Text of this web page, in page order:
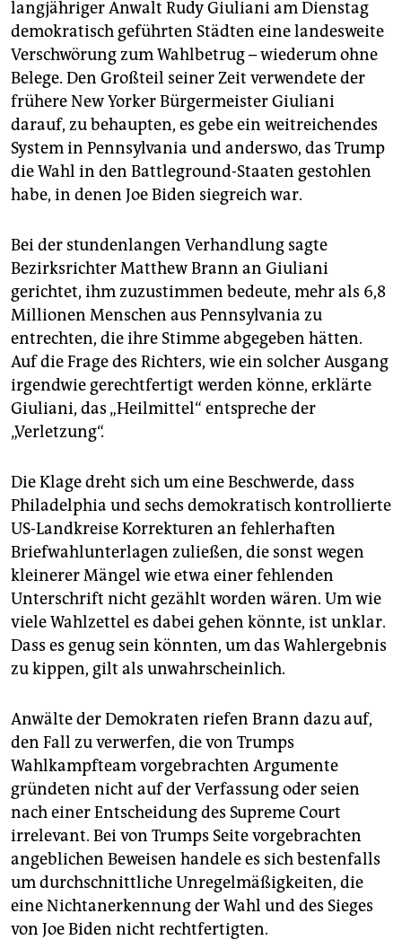
langjähriger Anwalt Rudy Giuliani am Dienstag
demokratisch geführten Städten eine landesweite
Verschwörung zum Wahlbetrug – wiederum ohne
Belege. Den Großteil seiner Zeit verwendete der
frühere New Yorker Bürgermeister Giuliani
darauf, zu behaupten, es gebe ein weitreichendes
System in Pennsylvania und anderswo, das Trump
die Wahl in den Battleground-Staaten gestohlen
habe, in denen Joe Biden siegreich war.
Bei der stundenlangen Verhandlung sagte
Bezirksrichter Matthew Brann an Giuliani
gerichtet, ihm zuzustimmen bedeute, mehr als 6,8
Millionen Menschen aus Pennsylvania zu
entrechten, die ihre Stimme abgegeben hätten.
Auf die Frage des Richters, wie ein solcher Ausgang
irgendwie gerechtfertigt werden könne, erklärte
Giuliani, das „Heilmittel“ entspreche der
„Verletzung“.
Die Klage dreht sich um eine Beschwerde, dass
Philadelphia und sechs demokratisch kontrollierte
US-Landkreise Korrekturen an fehlerhaften
Briefwahlunterlagen zuließen, die sonst wegen
kleinerer Mängel wie etwa einer fehlenden
Unterschrift nicht gezählt worden wären. Um wie
viele Wahlzettel es dabei gehen könnte, ist unklar.
Dass es genug sein könnten, um das Wahlergebnis
zu kippen, gilt als unwahrscheinlich.
Anwälte der Demokraten riefen Brann dazu auf,
den Fall zu verwerfen, die von Trumps
Wahlkampfteam vorgebrachten Argumente
gründeten nicht auf der Verfassung oder seien
nach einer Entscheidung des Supreme Court
irrelevant. Bei von Trumps Seite vorgebrachten
angeblichen Beweisen handele es sich bestenfalls
um durchschnittliche Unregelmäßigkeiten, die
eine Nichtanerkennung der Wahl und des Sieges
von Joe Biden nicht rechtfertigten.